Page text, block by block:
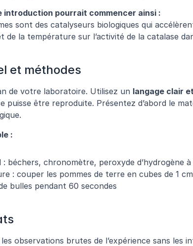
introduction pourrait commencer ainsi :
sont des catalyseurs biologiques qui
de la température sur l’activité de la catalase
et méthodes
de votre laboratoire. Utilisez un langage clair
puisse être reproduite. Présentez d’abord le
:
: béchers, chronomètre, peroxyde d’hydrogène
: couper les pommes de terre en cubes de 1
bulles pendant 60 secondes
observations brutes de l’expérience sans les